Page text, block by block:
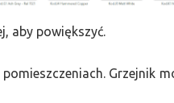
aby powiększyć.
Grzejnik